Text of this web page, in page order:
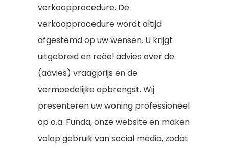
verkoopprocedure. De
verkoopprocedure wordt altijd
afgestemd op uw wensen. U krijgt
uitgebreid en reëel advies over de
(advies) vraagprijs en de
vermoedelijke opbrengst. Wij
presenteren uw woning professioneel
op o.a. Funda, onze website en maken
volop gebruik van social media, zodat